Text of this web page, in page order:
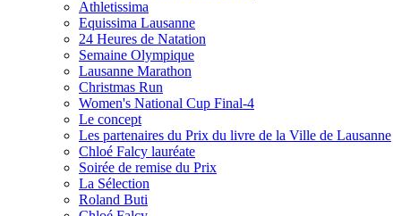
Athletissima
Equissima Lausanne
24 Heures de Natation
Semaine Olympique
Lausanne Marathon
Christmas Run
Women's National Cup Final-4
Le concept
Les partenaires du Prix du livre de la Ville de Lausanne
Chloé Falcy lauréate
Soirée de remise du Prix
La Sélection
Roland Buti